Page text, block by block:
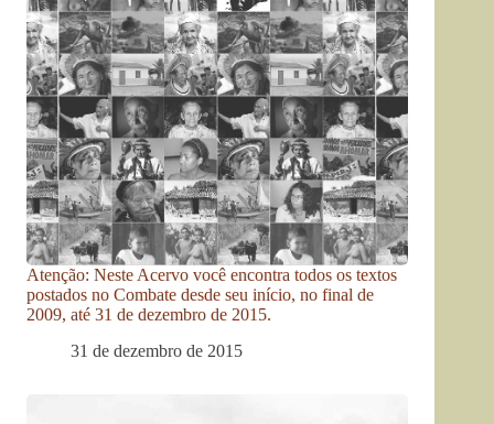
Atenção: Neste Acervo você encontra todos os textos
postados no Combate desde seu início, no final de
2009, até 31 de dezembro de 2015.
31 de dezembro de 2015